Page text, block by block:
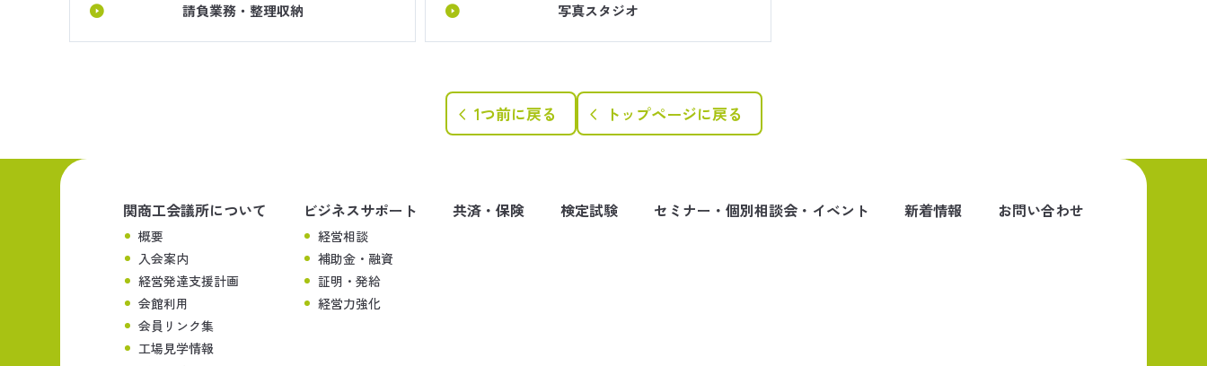
請負業務・整理収納 写真スタジオ
1つ前に戻る トップページに戻る
関商工会議所について
概要
入会案内
経営発達支援計画
会館利用
会員リンク集
工場見学情報
ビジネスサポート
経営相談
補助金・融資
証明・発給
経営力強化
共済・保険 検定試験 セミナー・個別相談会・イベント 新着情報 お問い合わせ